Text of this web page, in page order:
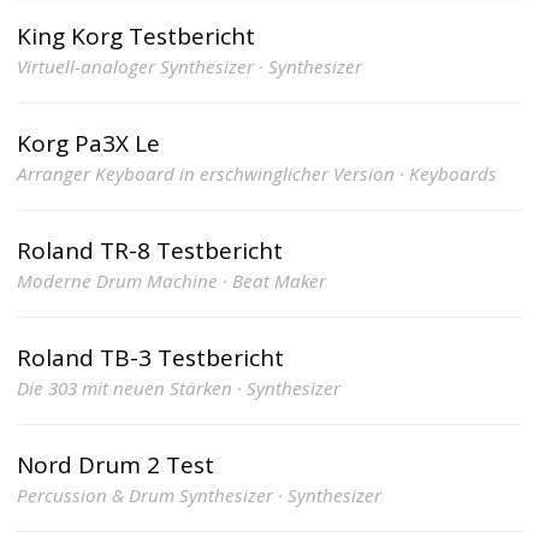
King Korg Testbericht
Virtuell-analoger Synthesizer · Synthesizer
Korg Pa3X Le
Arranger Keyboard in erschwinglicher Version · Keyboards
Roland TR-8 Testbericht
Moderne Drum Machine · Beat Maker
Roland TB-3 Testbericht
Die 303 mit neuen Stärken · Synthesizer
Nord Drum 2 Test
Percussion & Drum Synthesizer · Synthesizer